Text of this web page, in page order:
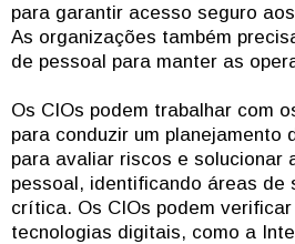
para garantir acesso seguro
As organizações também
de pessoal para manter as
Os CIOs podem trabalhar com
para conduzir um planejamento
para avaliar riscos e solucionar
pessoal, identificando áreas de
crítica. Os CIOs podem
tecnologias digitais, como a